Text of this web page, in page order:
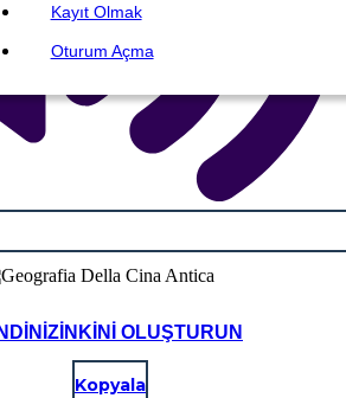
Kayıt Olmak
Oturum Açma
OLUŞTURUN
Kopyala